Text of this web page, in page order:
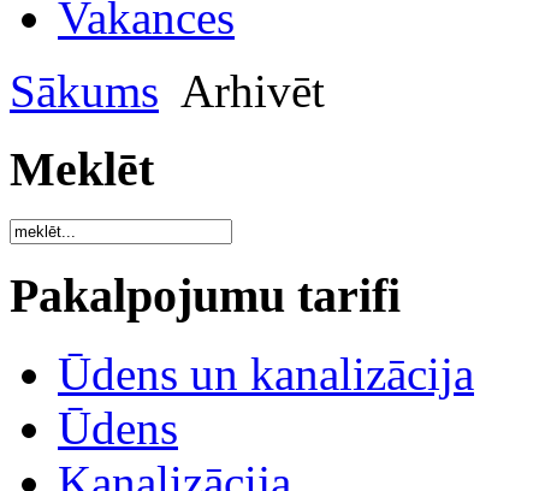
Vakances
Sākums Arhivēt
Meklēt
Pakalpojumu tarifi
Ūdens un kanalizācija
Ūdens